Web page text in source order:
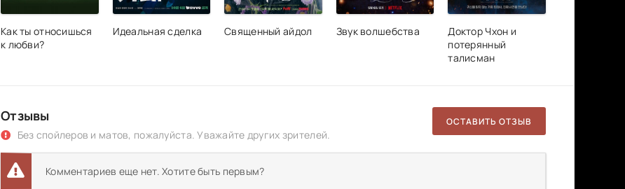
Как ты относишься
к любви?
Идеальная сделка Священный айдол Звук волшебства
Доктор Чхон и
потерянный
талисман
Отзывы
Без спойлеров и матов, пожалуйста. Уважайте других зрителей.
ОСТАВИТЬ ОТЗЫВ
Комментариев еще нет. Хотите быть первым?